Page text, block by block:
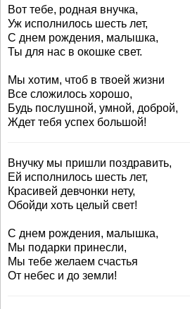
Вот тебе, родная внучка,
Уж исполнилось шесть лет,
С днем рождения, малышка,
Ты для нас в окошке свет.
Мы хотим, чтоб в твоей жизни
Все сложилось хорошо,
Будь послушной, умной, доброй,
Ждет тебя успех большой!
Внучку мы пришли поздравить,
Ей исполнилось шесть лет,
Красивей девчонки нету,
Обойди хоть целый свет!
С днем рождения, малышка,
Мы подарки принесли,
Мы тебе желаем счастья
От небес и до земли!